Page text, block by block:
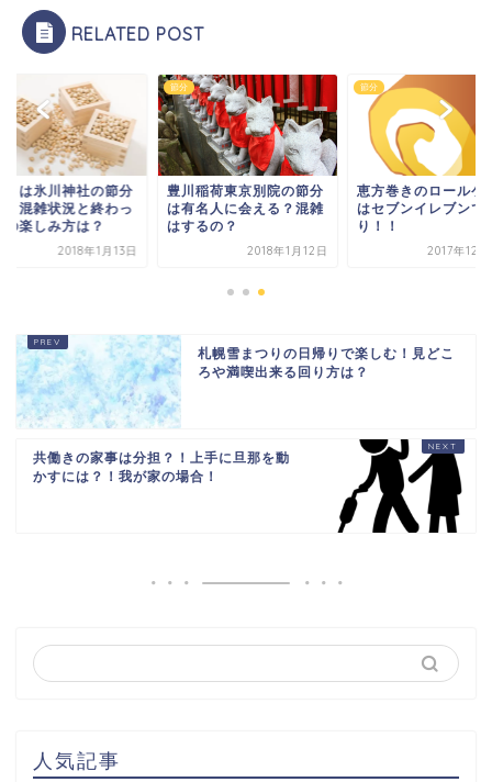
RELATED POST
きは氷川神社の節分
！混雑状況と終わっ
の楽しみ方は？
2018年1月13日
節分
豊川稲荷東京別院の節分
は有名人に会える？混雑
はするの？
2018年1月12日
節分
恵方巻きのロールケ
はセブンイレブンで
り！！
2017年12
札幌雪まつりの日帰りで楽しむ！見どこ
ろや満喫出来る回り方は？
共働きの家事は分担？！上手に旦那を動
かすには？！我が家の場合！
人気記事